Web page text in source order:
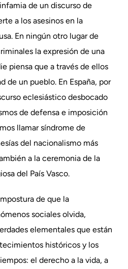
de un discurso de
a los asesinos en la
En ningún otro lugar de
la expresión de una
piensa que a través de ellos
de un pueblo. En España, por
eclesiástico desbocado
de defensa e imposición
llamar síndrome de
del nacionalismo más
a la ceremonia de la
del País Vasco.
de que la
sociales olvida,
elementales que están
históricos y los
el derecho a la vida, a